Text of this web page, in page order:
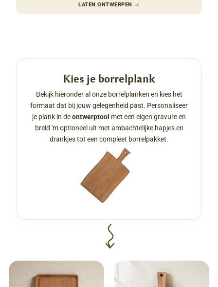
LATEN ONTWERPEN →
Kies je borrelplank
Bekijk hieronder al onze borrelplanken en kies het
formaat dat bij jouw gelegenheid past. Personaliseer
je plank in deontwerptool met een eigen gravure en
breid 'm optioneel uit met ambachtelijke hapjes en
drankjes tot een compleet borrelpakket.